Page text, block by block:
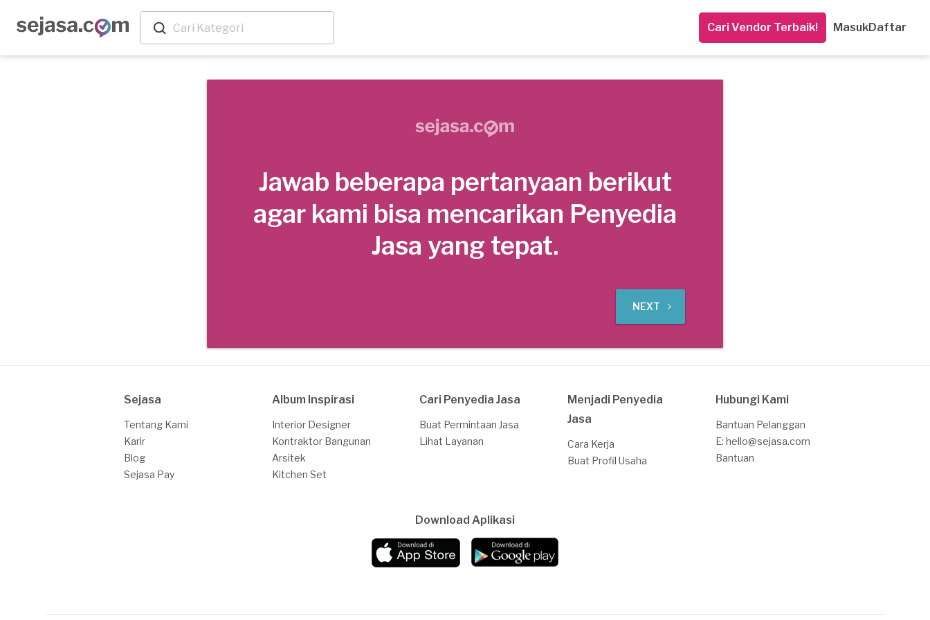
Cari Vendor Terbaik! MasukDaftar
Jawab beberapa pertanyaan berikut
agar kami bisa mencarikan Penyedia
Jasa yang tepat.
NEXT
Sejasa
Tentang Kami
Karir
Blog
Sejasa Pay
Album Inspirasi
Interior Designer
Kontraktor Bangunan
Arsitek
Kitchen Set
Cari Penyedia Jasa
Buat Permintaan Jasa
Lihat Layanan
Menjadi Penyedia
Jasa
Cara Kerja
Buat Profil Usaha
Hubungi Kami
Bantuan Pelanggan
E: hello@sejasa.com
Bantuan
Download Aplikasi